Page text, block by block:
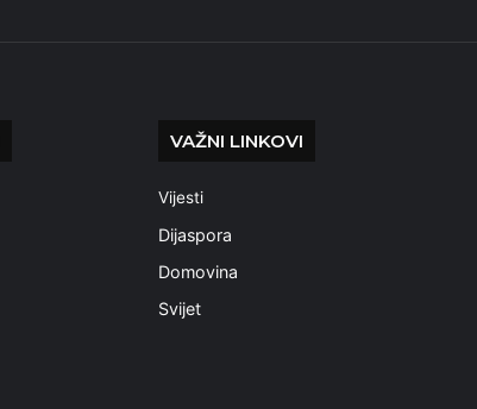
VAŽNI LINKOVI
Vijesti
Dijaspora
Domovina
Svijet